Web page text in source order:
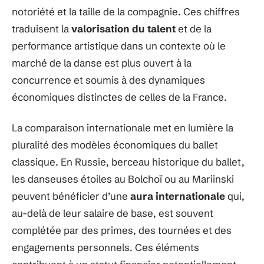
notoriété et la taille de la compagnie. Ces chiffres
traduisent lavalorisation du talentet de la
performance artistique dans un contexte où le
marché de la danse est plus ouvert à la
concurrence et soumis à des dynamiques
économiques distinctes de celles de la France.
La comparaison internationale met en lumière la
pluralité des modèles économiques du ballet
classique. En Russie, berceau historique du ballet,
les danseuses étoiles au Bolchoï ou au Mariinski
peuvent bénéficier d’une aura internationalequi,
au-delà de leur salaire de base, est souvent
complétée par des primes, des tournées et des
engagements personnels. Ces éléments